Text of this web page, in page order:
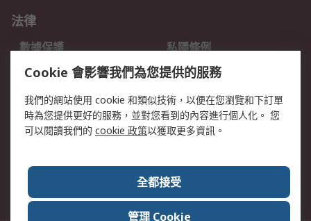
法律
數據保護
私隱條例
網站條款
郵件安全
關於RS
全球辦事處
加入我們
關於RS
Cookie 會影響我們為您提供的服務
我們的網站使用 cookie 和類似技術，以便在您瀏覽和下訂單
時為您提供更好的服務，並對您看到的內容進行個人化。 您
可以閱讀我們的 cookie 政策以獲取更多資訊。
全都接受
管理 Cookie